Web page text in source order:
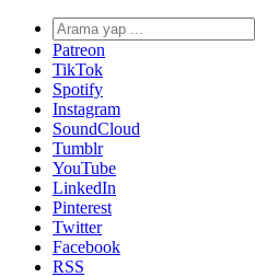
Patreon
TikTok
Spotify
Instagram
SoundCloud
Tumblr
YouTube
LinkedIn
Pinterest
Twitter
Facebook
RSS